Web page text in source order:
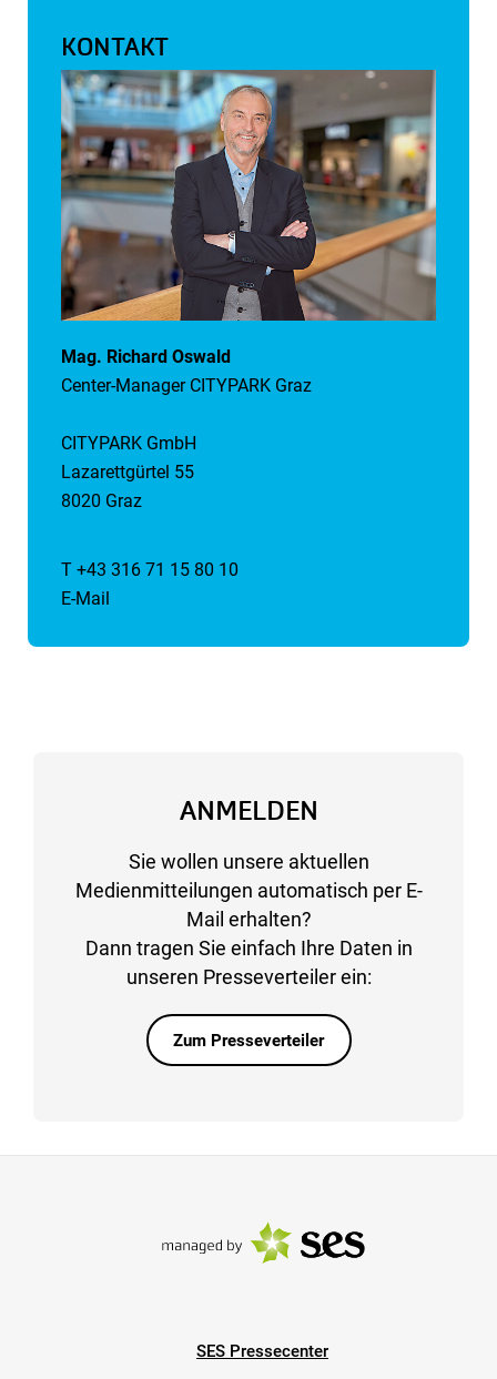
KONTAKT
Mag. Richard Oswald
Center-Manager CITYPARK Graz
CITYPARK GmbH
Lazarettgürtel 55
8020 Graz
T +43 316 71 15 80 10
E-Mail
ANMELDEN
Sie wollen unsere aktuellen
Medienmitteilungen automatisch per E-
Mail erhalten?
Dann tragen Sie einfach Ihre Daten in
unseren Presseverteiler ein:
Zum Presseverteiler
SES Pressecenter